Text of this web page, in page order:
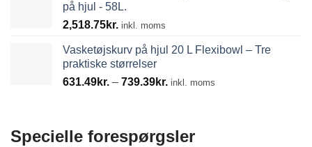
på hjul - 58L.
2,518.75kr. inkl. moms
Vasketøjskurv på hjul 20 L Flexibowl – Tre
praktiske størrelser
631.49kr. – 739.39kr. Prisinterval:
inkl. moms
Specielle forespørgsler